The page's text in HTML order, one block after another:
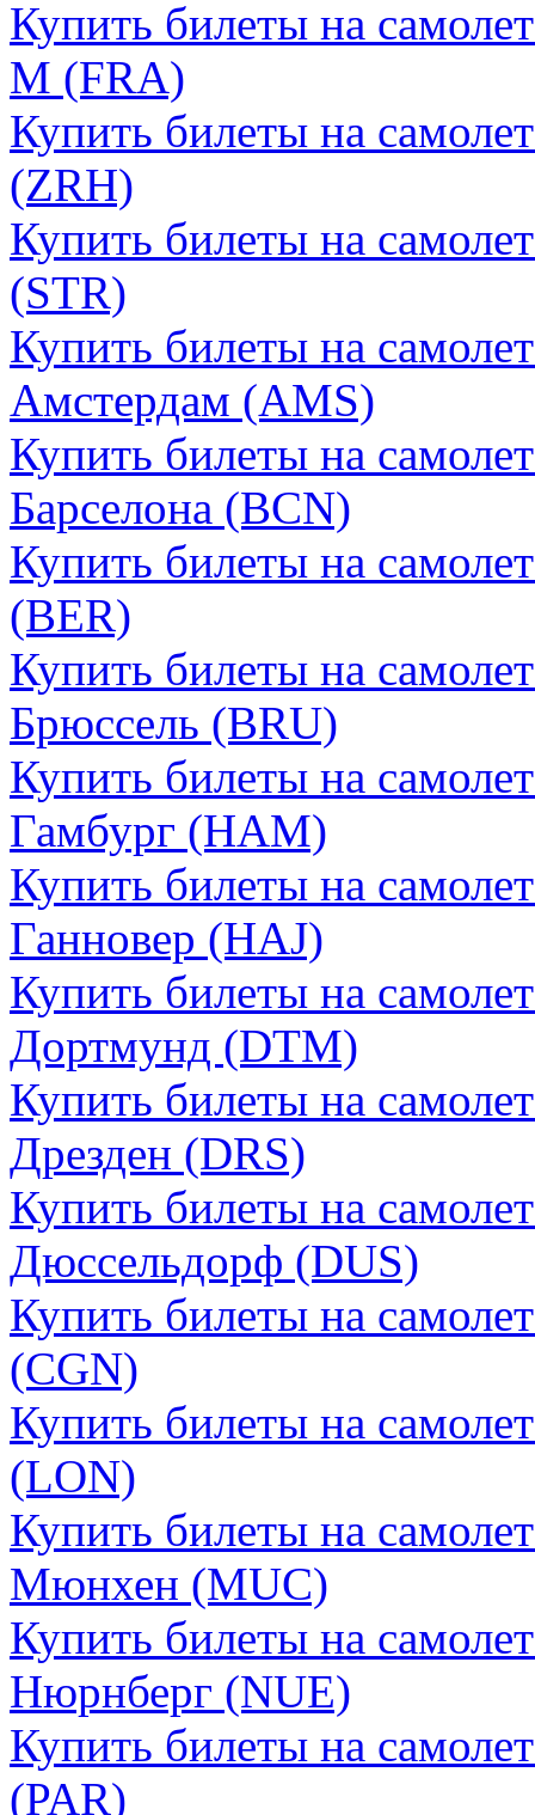
Купить билеты на
М (FRA)
Купить билеты на
(ZRH)
Купить билеты на
(STR)
Купить билеты на
Амстердам (AMS)
Купить билеты на
Барселона (BCN)
Купить билеты на
(BER)
Купить билеты на
Брюссель (BRU)
Купить билеты на
Гамбург (HAM)
Купить билеты на
Ганновер (HAJ)
Купить билеты на
Дортмунд (DTM)
Купить билеты на
Дрезден (DRS)
Купить билеты на
Дюссельдорф (DUS)
Купить билеты на
(CGN)
Купить билеты на
(LON)
Купить билеты на
Мюнхен (MUC)
Купить билеты на
Нюрнберг (NUE)
Купить билеты на
(PAR)